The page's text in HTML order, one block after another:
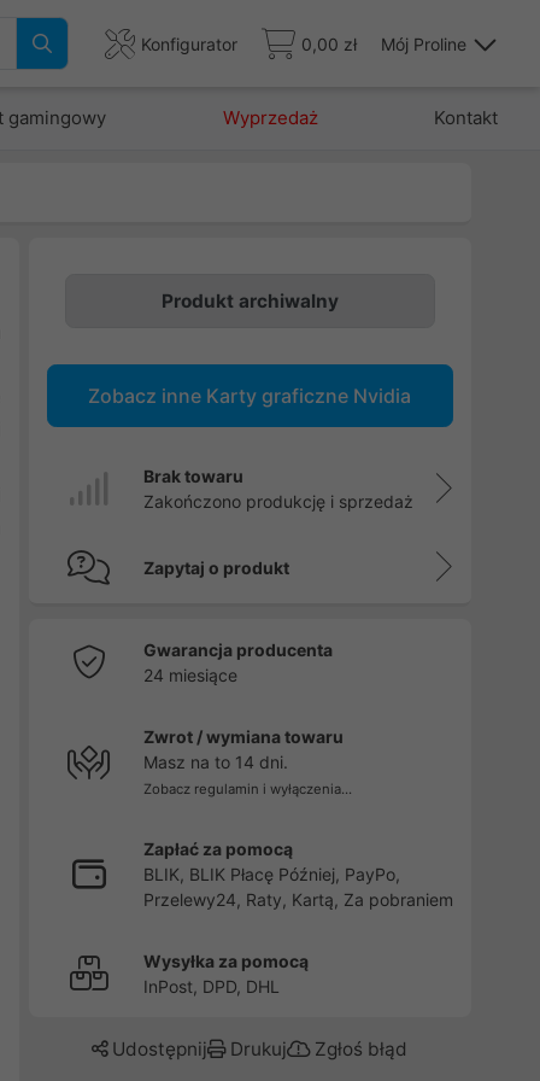
Konfigurator 0,00 zł Mój Proline
gamingowy Wyprzedaż Kontakt
Produkt archiwalny
Zobacz inne Karty graficzne Nvidia
Brak towaru
Zakończono produkcję i sprzedaż
Zapytaj o produkt
Gwarancja producenta
24 miesiące
Zwrot / wymiana towaru
Masz na to 14 dni.
Zobacz regulamin i wyłączenia...
Zapłać za pomocą
BLIK, BLIK Płacę Później, PayPo,
Przelewy24, Raty, Kartą, Za pobraniem
Wysyłka za pomocą
InPost, DPD, DHL
Udostępnij Drukuj Zgłoś błąd